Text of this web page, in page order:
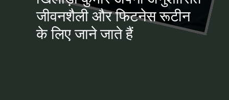
जीवनशैली और फिटनेस रूटीन
के लिए जाने जाते हैं